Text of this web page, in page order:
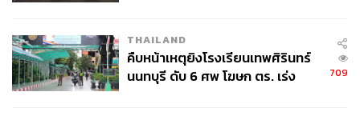
แนวทางการเพิ่มรายได้ เนื่องจากช่วงที่ผ่านมาการ
เดือนในบางภาคส่วน ทางการจีนจึงจะเข้ามาแก้ไข
สถานการณ์ดังกล่าว เช่น การเพิ่มค่าจ้างขั้นต่ำ และ
การส่งเสริมการอบรมทักษะต่างๆ
THAILAND
คืบหน้าเหตุยิงโรงเรียนเทพศิรินทร์
นนทบุรี ดับ 6 ศพ โฆษก ตร. เร่ง
709